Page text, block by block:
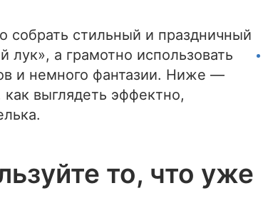
стильный и праздничный
лук», а грамотно использовать
и немного фантазии. Ниже —
выглядеть эффектно,
то, что уже